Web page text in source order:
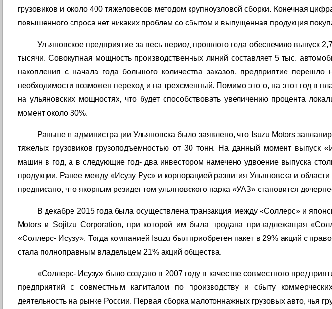
грузовиков и около 400 тяжеловесов методом крупноузловой сборки. Конечная
повышенного спроса нет никаких проблем со сбытом и выпущенная продукция
Ульяновское предприятие за весь период прошлого года обеспечило выпуск
тысячи. Совокупная мощность производственных линий составляет 5 тыс.
накопления с начала года большого количества заказов, предприятие
необходимости возможен переход и на трехсменный. Помимо этого, на этот год в
на ульяновских мощностях, что будет способствовать увеличению процента
момент около 30%.
Раньше в администрации Ульяновска было заявлено, что Isuzu Motors
тяжелых грузовиков грузоподъемностью от 30 тонн. На данный момент выпуск
машин в год, а в следующие год- два инвестором намечено удвоение выпуска
продукции. Ранее между «Исузу Рус» и корпорацией развития Ульяновска и
предписано, что якорным резидентом ульяновского парка «УАЗ» становится
В декабре 2015 года была осуществлена транзакция между «Соллерс» и
Motors и Sojitzu Corporation, при которой им была продана принадлежащая
«Соллерс- Исузу». Тогда компанией Isuzu был приобретен пакет в 29% акций с
стала полноправным владельцем 21% акций общества.
«Соллерс- Исузу» было создано в 2007 году в качестве совместного
предприятий с совместным капиталом по производству и сбыту
деятельность на рынке России. Первая сборка малотоннажных грузовых авто, чья